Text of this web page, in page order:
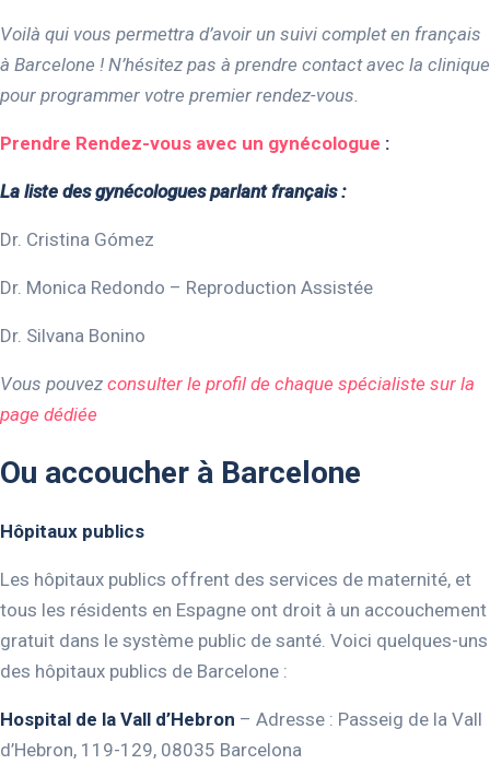
Voilà qui vous permettra d’avoir un suivi complet en français
à Barcelone ! N’hésitez pas à prendre contact avec la clinique
pour programmer votre premier rendez-vous.
Prendre Rendez-vous avec un gynécologue :
La liste des gynécologues parlant français :
Dr. Cristina Gómez
Dr. Monica Redondo – Reproduction Assistée
Dr. Silvana Bonino
Vous pouvez consulter le profil de chaque spécialiste sur la
page dédiée
Ou accoucher à Barcelone
Hôpitaux publics
Les hôpitaux publics offrent des services de maternité, et
tous les résidents en Espagne ont droit à un accouchement
gratuit dans le système public de santé. Voici quelques-uns
des hôpitaux publics de Barcelone :
Hospital de la Vall d’Hebron – Adresse : Passeig de la Vall
d’Hebron, 119-129, 08035 Barcelona